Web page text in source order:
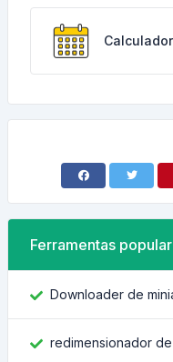
Ferramentas
Downloader de
redimensionador de